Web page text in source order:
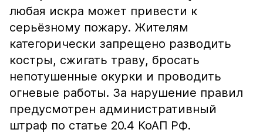
любая искра может привести к
серьёзному пожару. Жителям
категорически запрещено разводить
костры, сжигать траву, бросать
непотушенные окурки и проводить
огневые работы. За нарушение правил
предусмотрен административный
штраф по статье 20.4 КоАП РФ.